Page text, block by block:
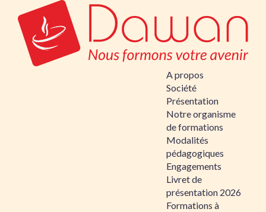
A propos
Société
Présentation
Notre organisme
de formations
Modalités
pédagogiques
Engagements
Livret de
présentation 2026
Formations à